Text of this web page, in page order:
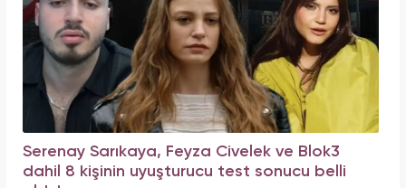
Serenay Sarıkaya, Feyza Civelek ve Blok3
dahil 8 kişinin uyuşturucu test sonucu belli